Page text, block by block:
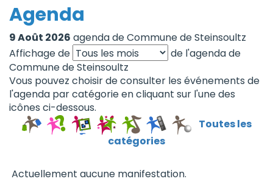
Agenda
9 Août 2026 agenda de Commune de Steinsoultz
Affichage de
de l'agenda de
Commune de Steinsoultz
Vous pouvez choisir de consulter les événements de
l'agenda par catégorie en cliquant sur l'une des
icônes ci-dessous.
Toutes les
catégories
Actuellement aucune manifestation.